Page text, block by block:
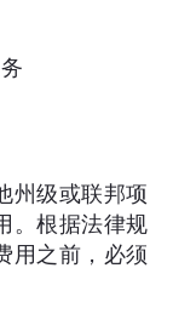
州级或联邦项
。根据法律规
用之前，必须